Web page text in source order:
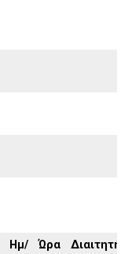
Ημ/
Ώρα
Διαιτητής,